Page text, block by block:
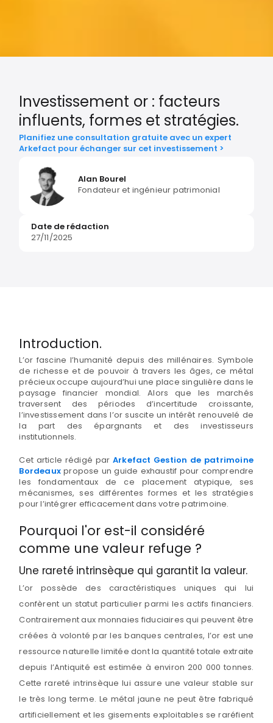
Investissement or : facteurs
influents, formes et stratégies.
Planifiez une consultation gratuite avec un expert
Arkefact pour échanger sur cet investissement >
Alan Bourel
Fondateur et ingénieur patrimonial
Date de rédaction
27/11/2025
Introduction.
L’or fascine l’humanité depuis des millénaires. Symbole
de richesse et de pouvoir à travers les âges, ce métal
précieux occupe aujourd’hui une place singulière dans le
paysage financier mondial. Alors que les marchés
traversent des périodes d’incertitude croissante,
l’investissement dans l’or suscite un intérêt renouvelé de
la part des épargnants et des investisseurs
institutionnels.
Cet article rédigé par Arkefact Gestion de patrimoine
Bordeauxpropose un guide exhaustif pour comprendre
les fondamentaux de ce placement atypique, ses
mécanismes, ses différentes formes et les stratégies
pour l’intégrer efficacement dans votre patrimoine.
Pourquoi l'or est-il considéré
comme une valeur refuge ?
Une rareté intrinsèque qui garantit la valeur.
L’or possède des caractéristiques uniques qui lui
confèrent un statut particulier parmi les actifs financiers.
Contrairement aux monnaies fiduciaires qui peuvent être
créées à volonté par les banques centrales, l’or est une
ressource naturelle limitée dont la quantité totale extraite
depuis l’Antiquité est estimée à environ 200 000 tonnes.
Cette rareté intrinsèque lui assure une valeur stable sur
le très long terme. Le métal jaune ne peut être fabriqué
artificiellement et les gisements exploitables se raréfient